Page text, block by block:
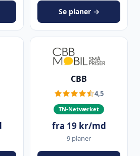
Se planer →
CBB
4,5
TN-Netværket
fra 19 kr/md
9 planer